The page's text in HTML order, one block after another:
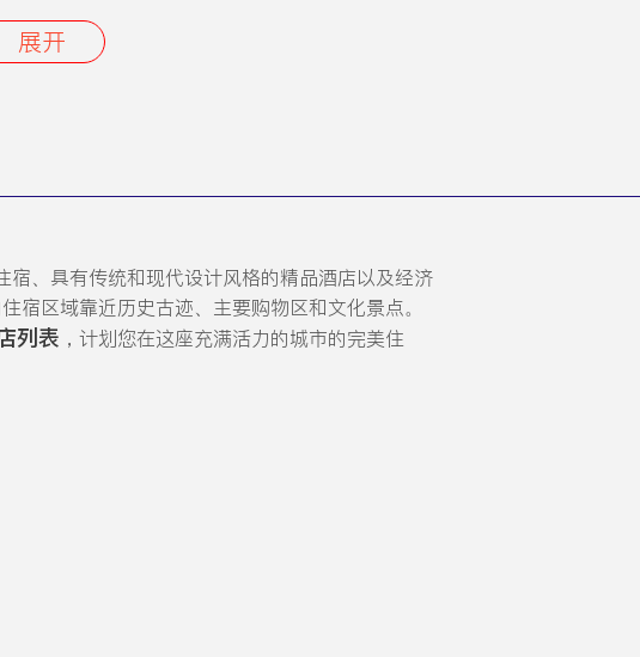
展开
宿、具有传统和现代设计风格的精品酒店以及经济
宿区域靠近历史古迹、主要购物区和文化景点。
列表 ，计划您在这座充满活力的城市的完美住